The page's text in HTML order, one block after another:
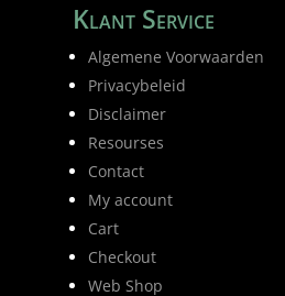
Klant Service
Algemene Voorwaarden
Privacybeleid
Disclaimer
Resourses
Contact
My account
Cart
Checkout
Web Shop